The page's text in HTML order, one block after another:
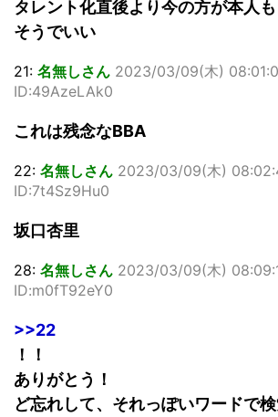
タレント化直後より今の方が本人
そうでいい
21: 名無しさん 2023/03/09(木)
ID:49AzeLAk0
これは残念なBBA
22: 名無しさん 2023/03/09(木)
ID:7t4Sz9Hu0
坂口杏里
28: 名無しさん 2023/03/09(木)
ID:m0fT92eY0
>>22
！！
ありがとう！
ど忘れして、それっぽいワードで